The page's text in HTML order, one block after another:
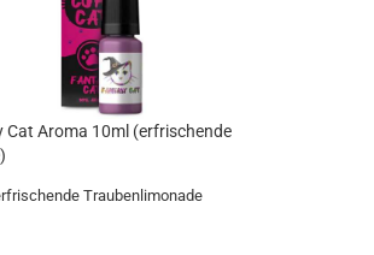
Cat Aroma 10ml (erfrischende
Traubenlimonade